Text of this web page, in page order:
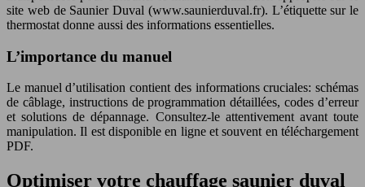
site web de Saunier Duval (www.saunierduval.fr). L’étiquette sur le
thermostat donne aussi des informations essentielles.
L’importance du manuel
Le manuel d’utilisation contient des informations cruciales: schémas
de câblage, instructions de programmation détaillées, codes d’erreur
et solutions de dépannage. Consultez-le attentivement avant toute
manipulation. Il est disponible en ligne et souvent en téléchargement
PDF.
Optimiser votre chauffage saunier duval